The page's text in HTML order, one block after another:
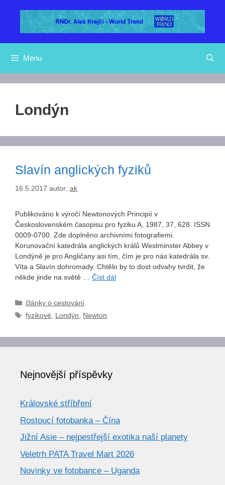
Menu
Londýn
Slavín anglických fyziků
16.5.2017 autor: ak
Publikováno k výročí Newtonových Principií v
Československém časopisu pro fyziku A, 1987, 37, 628. ISSN
0009-0700. Zde doplněno archivními fotografiemi.
Korunovační katedrála anglických králů Westminster Abbey v
Londýně je pro Angličany asi tím, čím je pro nás katedrála sv.
Víta a Slavín dohromady. Chtělo by to dost odvahy tvrdit, že
někde jinde na světě … Číst dál
Rubriky
články o cestování
Štítky
fyzikové, Londýn, Newton
Nejnovější příspěvky
Královské stříbření
Rostoucí fotobanka – Čína
Jižní Asie – nejpestřejší exotika naší planety
Veletrh PATA Travel Mart 2026
Novinky ve fotobance – Uganda